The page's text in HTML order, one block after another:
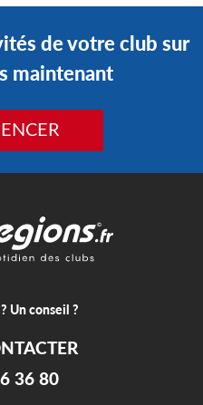
de votre club sur
maintenant
Un conseil ?
36 80